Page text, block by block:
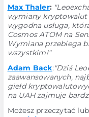
Max Thaler:
wymiany kryptowalut
wygodna usługa,
Cosmos ATOM na
Wymiana przebiega
wszystkim!"
Adam Back:"Dziś
zaawansowanych,
giełd
na UAH zajmuje
Możesz przeczytać